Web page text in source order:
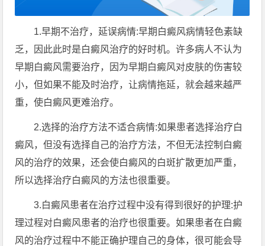
1.早期不治疗，延误病情:早期白癜风病情轻色素缺
乏，因此此时是白癜风治疗的好时机。许多病人不认为
早期白癜风需要治疗，因为早期白癜风对皮肤的伤害较
小，但如果不能及时治疗，让病情拖延，就会越来越严
重，使白癜风更难治疗。
2.选择的治疗方法不适合病情:如果患者选择治疗白
癜风，但没有选择自己的治疗方法，不但无法控制白癜
风的治疗的效果，还会使白癜风的白斑扩散更加严重，
所以选择治疗白癜风的方法也很重要。
3.白癜风患者在治疗过程中没有得到很好的护理:护
理过程对白癜风患者的治疗也很重要。如果患者在白癜
风的治疗过程中不能正确护理自己的身体，很可能会导